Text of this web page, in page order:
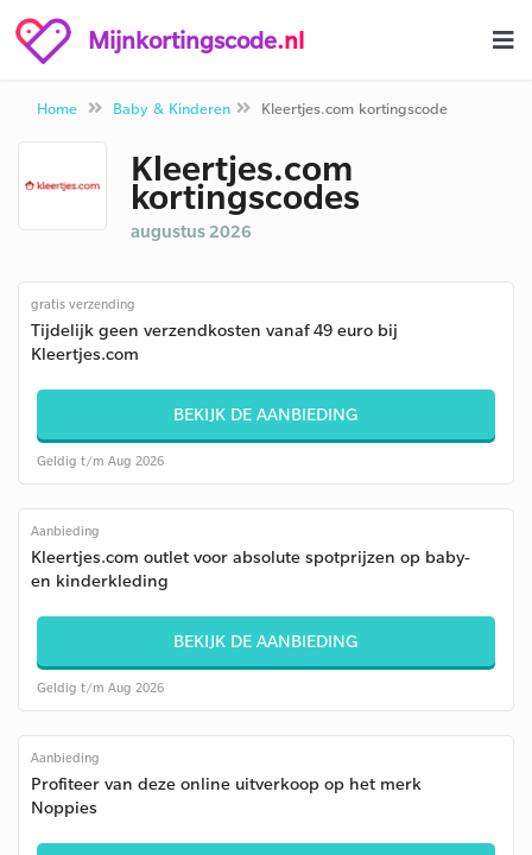
Mijnkortingscode.nl
Home Baby & Kinderen Kleertjes.com kortingscode
Kleertjes.com
kortingscodes
augustus 2026
gratis verzending
Tijdelijk geen verzendkosten vanaf 49 euro bij
Kleertjes.com
BEKIJK DE AANBIEDING
Geldig t/m Aug 2026
Aanbieding
Kleertjes.com outlet voor absolute spotprijzen op baby-
en kinderkleding
BEKIJK DE AANBIEDING
Geldig t/m Aug 2026
Aanbieding
Profiteer van deze online uitverkoop op het merk
Noppies